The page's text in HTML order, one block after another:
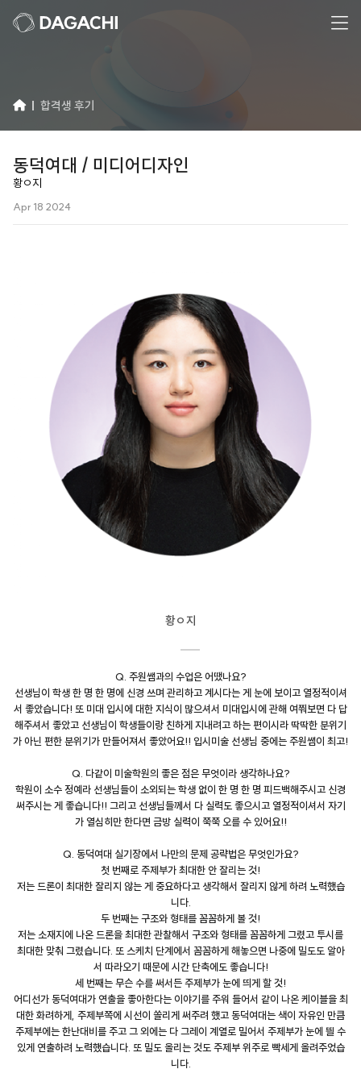
합격생 후기
동덕여대 / 미디어디자인
황ㅇ지
Apr 18 2024
황ㅇ지
Q. 주원쌤과의 수업은 어땠나요?
선생님이 학생 한 명 한 명에 신경 쓰며 관리하고 계시다는 게 눈에 보이고 열정적이셔
서 좋았습니다! 또 미대 입시에 대한 지식이 많으셔서 미대입시에 관해 여쭤보면 다 답
해주셔서 좋았고 선생님이 학생들이랑 친하게 지내려고 하는 편이시라 딱딱한 분위기
가 아닌 편한 분위기가 만들어져서 좋았어요!! 입시미술 선생님 중에는 주원쌤이 최고!
Q. 다같이 미술학원의 좋은 점은 무엇이라 생각하나요?
학원이 소수 정예라 선생님들이 소외되는 학생 없이 한 명 한 명 피드백해주시고 신경
써주시는 게 좋습니다!! 그리고 선생님들께서 다 실력도 좋으시고 열정적이셔서 자기
가 열심히만 한다면 금방 실력이 쭉쭉 오를 수 있어요!!
Q. 동덕여대 실기장에서 나만의 문제 공략법은 무엇인가요?
첫 번째로 주제부가 최대한 안 잘리는 것!
저는 드론이 최대한 잘리지 않는 게 중요하다고 생각해서 잘리지 않게 하려 노력했습
니다.
두 번째는 구조와 형태를 꼼꼼하게 볼 것!
저는 소재지에 나온 드론을 최대한 관찰해서 구조와 형태를 꼼꼼하게 그렸고 투시를
최대한 맞춰 그렸습니다. 또 스케치 단계에서 꼼꼼하게 해놓으면 나중에 밀도도 알아
서 따라오기 때문에 시간 단축에도 좋습니다!
세 번째는 무슨 수를 써서든 주제부가 눈에 띄게 할 것!
어디선가 동덕여대가 연출을 좋아한다는 이야기를 주워 들어서 같이 나온 케이블을 최
대한 화려하게, 주제부쪽에 시선이 쏠리게 써주려 했고 동덕여대는 색이 자유인 만큼
주제부에는 한난대비를 주고 그 외에는 다 그레이 계열로 밀어서 주제부가 눈에 띌 수
있게 연출하려 노력했습니다. 또 밀도 올리는 것도 주제부 위주로 빡세게 올려주었습
니다.